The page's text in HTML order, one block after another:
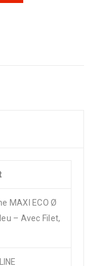
MAXI ECO Ø
– Avec Filet,